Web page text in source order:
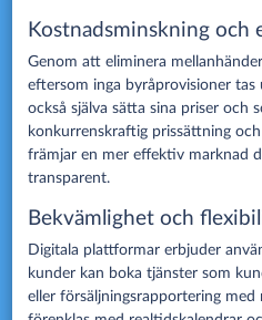
Kostnadsminskning
Genom att eliminera
eftersom inga byråprovisioner tas
också själva sätta sina priser och
konkurrenskraftig prissättning
främjar en mer effektiv marknad
transparent.
Bekvämlighet och
Digitala plattformar erbjuder
kunder kan boka tjänster som
eller försäljningsrapportering med